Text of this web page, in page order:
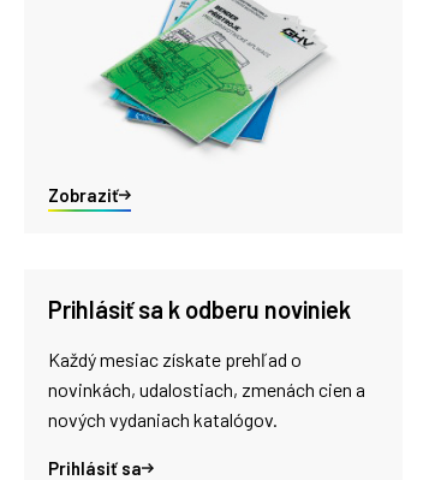
Zobraziť
Prihlásiť sa k odberu noviniek
Každý mesiac získate prehľad o
novinkách, udalostiach, zmenách cien a
nových vydaniach katalógov.
Prihlásiť sa